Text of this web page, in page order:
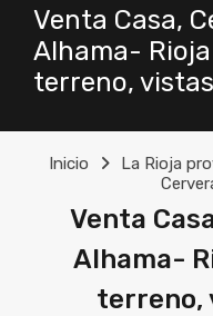
Venta Casa,
Alhama-
terreno,
Inicio La Rioja
Venta
Alhama-
terreno,